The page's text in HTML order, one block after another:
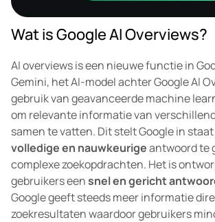
Wat is Google AI Overviews?
AI overviews is een nieuwe functie in
Gemini, het AI-model achter Google AI
gebruik van geavanceerde machine
om relevante informatie van
samen te vatten. Dit stelt Google in
volledige en nauwkeurigeantwoord te
complexe zoekopdrachten. Het is
gebruikers eensnel en gericht
Google geeft steeds meer informatie
zoekresultaten waardoor gebruikers